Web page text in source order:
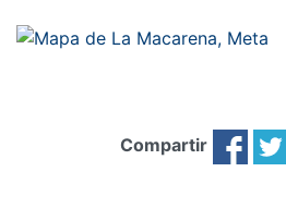
Compartir